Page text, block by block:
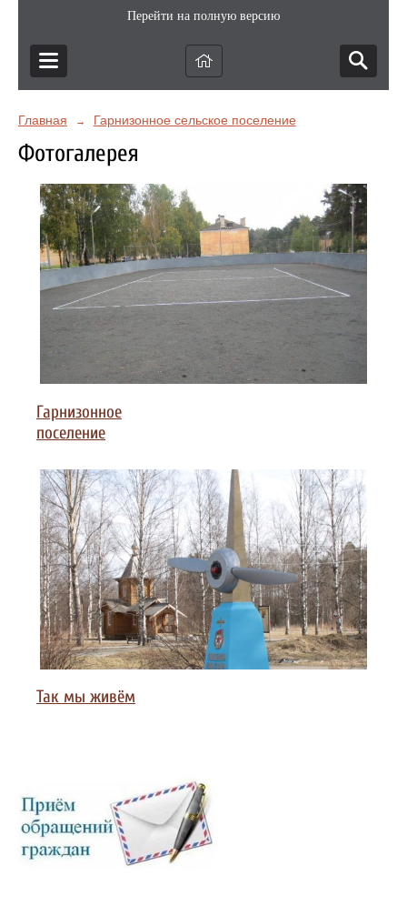
Перейти на полную версию
Главная → Гарнизонное сельское поселение
Фотогалерея
Гарнизонное
поселение
Так мы живём